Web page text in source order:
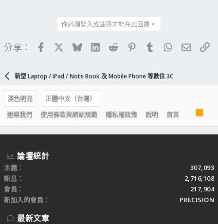
你必須登入或註冊才能在此回覆。
分享： FacebookBlueskyLinkedIn
Reddit PinterestTumblrWhatsApp
電子
新型 Laptop / iPad / Note Book 及 Mobile Phone 等數位 3C
淺色明亮
正體中文（台灣）
連絡我們
使用條款與網站規範 隱私權政策 說明 首頁
R
S
S
論壇統計
主題
307,093
訊息
2,716,108
會員
217,904
新加入的會員
PRECISION
最新文章